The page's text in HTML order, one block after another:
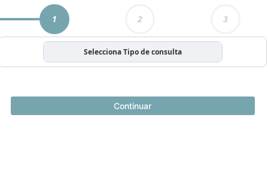
1 2 3
Selecciona Tipo de consulta
Continuar